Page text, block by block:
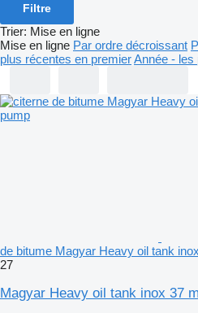
Filtre
Trier: Mise en ligne
Mise en ligne Par ordre décroissant
plus récentes en premierAnnée - les
de bitume Magyar Heavy oil tank
27
Magyar Heavy oil tank inox 37